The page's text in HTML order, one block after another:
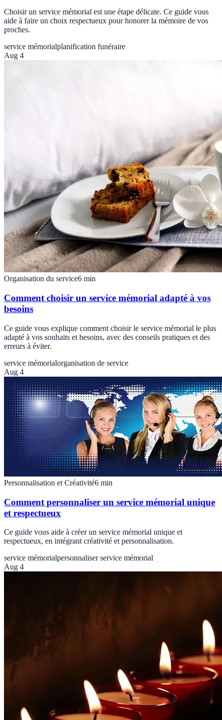
Choisir un service mémorial est une étape délicate. Ce guide vous
aide à faire un choix respectueux pour honorer la mémoire de vos
proches.
service mémorialplanification funéraire
Aug 4
Organisation du service6 min
Comment choisir un service mémorial adapté à vos
besoins
Ce guide vous explique comment choisir le service mémorial le plus
adapté à vos souhaits et besoins, avec des conseils pratiques et des
erreurs à éviter.
service mémorialorganisation de service
Aug 4
Personnalisation et Créativité6 min
Comment personnaliser un service mémorial unique
et respectueux
Ce guide vous aide à créer un service mémorial unique et
respectueux, en intégrant créativité et personnalisation.
service mémorialpersonnaliser service mémorial
Aug 4